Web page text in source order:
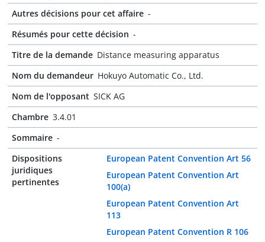
Autres décisions pour cet affaire -
Résumés pour cette décision -
Titre de la demande Distance measuring apparatus
Nom du demandeur Hokuyo Automatic Co., Ltd.
Nom de l'opposant SICK AG
Chambre 3.4.01
Sommaire -
Dispositions
juridiques
pertinentes
European Patent Convention Art 56
European Patent Convention Art
100(a)
European Patent Convention Art
113
European Patent Convention R 106